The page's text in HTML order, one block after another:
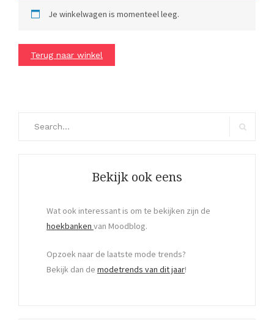
Je winkelwagen is momenteel leeg.
Terug naar winkel
Bekijk ook eens
Wat ook interessant is om te bekijken zijn de
hoekbanken van Moodblog.
Opzoek naar de laatste mode trends?
Bekijk dan de modetrends van dit jaar!